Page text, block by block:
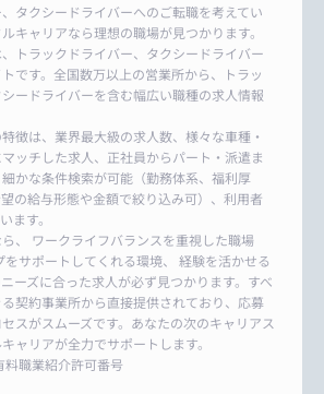
タクシードライバーへのご転職を考えてい
キャリアなら理想の職場が見つかります。
トラックドライバー、タクシードライバー
です。全国数万以上の営業所から、トラッ
ードライバーを含む幅広い職種の求人情報
徴は、業界最大級の求人数、様々な車種・
ッチした求人、正社員からパート・派遣ま
かな条件検索が可能（勤務体系、福利厚
の給与形態や金額で絞り込み可）、利用者
ます。
、 ワークライフバランスを重視した職場
をサポートしてくれる環境、 経験を活かせる
ーズに合った求人が必ず見つかります。すべ
契約事業所から直接提供されており、応募
スがスムーズです。あなたの次のキャリアス
ャリアが全力でサポートします。
料職業紹介許可番号